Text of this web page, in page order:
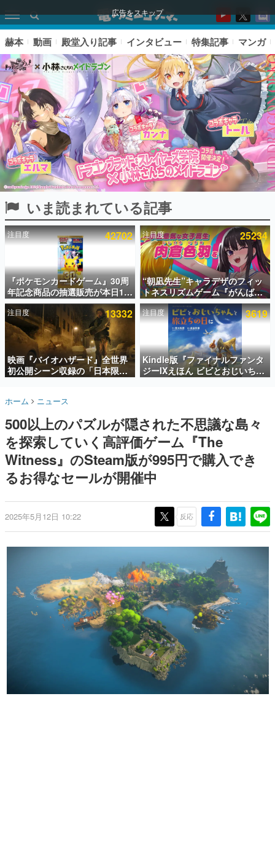
広告をスキップ
ピックアップ
電ファミのいま読まれている記事ランキング
アプリセール情報
インタビュー
連載・特集一覧
殿堂入り記事
SNS拡散数が数千以上！ ページビュー数万以上！ などな
ど。多くの人々に読まれた、電ファミ渾身の“殿堂入り”記
事をまとめました。
名作ゲームクリエイターの方々に製作時のエピソードをお
きます。
赫本
この物語を解いてはいけない。『赫本』は、〈試験問題〉
の形をした短編ホラー小説集です。
これからのデジタルゲーム市場を担う若きクリエイター達
の姿を追い、彼らのルーツと情熱を探っていきます。
ゲームに多大な影響を受けた作家さんに取材し、ゲームが
日本のコンテンツ産業やカルチャーに与えた影響を探る企
画です。
日本モバイルゲーム産業史
日本のモバイルゲーム史における主要なトピック・タイト
ルを網羅するほか、開発者へのインタビューや識者による
解説を掲載。約20年の歴史が一望できる決定版！
若ゲのいたり〜ゲームクリエイターの青春〜
『うつヌケ』『ペンと箸』等で知られるマンガ家・田中圭
一先生によるゲーム業界レポートマンガです。
赫本 動画 殿堂入り記事 インタビュー 特集記事 マンガ
いま読まれている記事
注目度 42702
『ポケモンカードゲーム』30周
年記念商品の抽選販売が本日12
時より開始。拡張パック「30th
CELEBRATION」のボックス
に、「プレミアムデッキセット
エーフィ・ブラッキー」
「FUTURISTIC BOX」の計3商
品
注目度 25234
“朝凪先生”キャラデザのフィッ
トネスリズムゲーム『がんば
れ！チアリズム』Steamストア
ページが公開。キャラクターの
CVは陽向葵ゅかさん
注目度 13332
映画『バイオハザード』全世界
初公開シーン収録の「日本限
定」予告映像が解禁。バイオの
「ラクーンシティ総合病院」へ
注目度 3619
Kindle版『ファイナルファンタ
ジーIXえほん ビビとおじいちゃ
んと旅立ちの日に』が半額の
と板鼻利幸氏による「ビビ」の
前日譚
ホーム ニュース
500以上のパズルが隠された不思議な島々
を探索していく高評価ゲーム『The
Witness』のSteam版が995円で購入でき
るお得なセールが開催中
2025年5月12日 10:22 反応